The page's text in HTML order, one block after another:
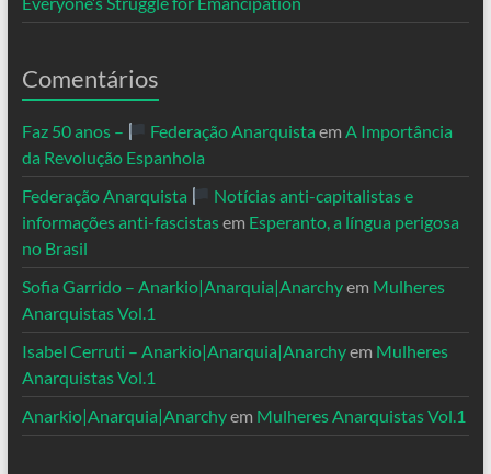
Comentários
Faz 50 anos – Federação Anarquista em A Importância
da Revolução Espanhola
Federação Anarquista
Notícias anti-capitalistas e
informações anti-fascistasem Esperanto, a língua perigosa
no Brasil
Sofia Garrido – Anarkio|Anarquia|Anarchyem Mulheres
Anarquistas Vol.1
Isabel Cerruti – Anarkio|Anarquia|Anarchyem Mulheres
Anarquistas Vol.1
Anarkio|Anarquia|Anarchyem Mulheres Anarquistas Vol.1